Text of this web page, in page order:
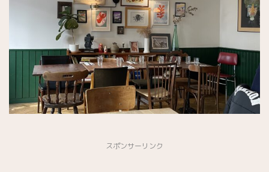
スポンサーリンク